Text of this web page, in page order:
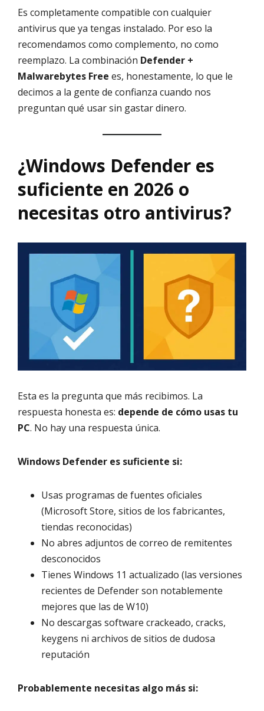
Es completamente compatible con cualquier
antivirus que ya tengas instalado. Por eso la
recomendamos como complemento, no como
reemplazo. La combinación Defender +
Malwarebytes Free es, honestamente, lo que le
decimos a la gente de confianza cuando nos
preguntan qué usar sin gastar dinero.
¿Windows Defender es
suficiente en 2026 o
necesitas otro antivirus?
Esta es la pregunta que más recibimos. La
respuesta honesta es: depende de cómo usas tu
PC. No hay una respuesta única.
Windows Defender es suficiente si:
Usas programas de fuentes oficiales
(Microsoft Store, sitios de los fabricantes,
tiendas reconocidas)
No abres adjuntos de correo de remitentes
desconocidos
Tienes Windows 11 actualizado (las versiones
recientes de Defender son notablemente
mejores que las de W10)
No descargas software crackeado, cracks,
keygens ni archivos de sitios de dudosa
reputación
Probablemente necesitas algo más si: